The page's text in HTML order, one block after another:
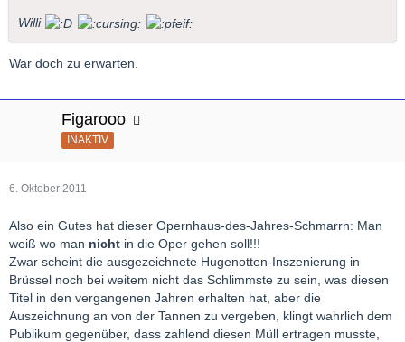
Willi
War doch zu erwarten.
Figarooo
INAKTIV
6. Oktober 2011
Also ein Gutes hat dieser Opernhaus-des-Jahres-Schmarrn: Man
weiß wo man nicht in die Oper gehen soll!!!
Zwar scheint die ausgezeichnete Hugenotten-Inszenierung in
Brüssel noch bei weitem nicht das Schlimmste zu sein, was diesen
Titel in den vergangenen Jahren erhalten hat, aber die
Auszeichnung an von der Tannen zu vergeben, klingt wahrlich dem
Publikum gegenüber, dass zahlend diesen Müll ertragen musste,